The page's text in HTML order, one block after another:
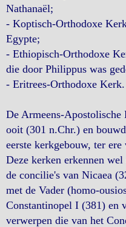
Nathanaël;
- Koptisch-Orthodoxe
Egypte;
- Ethiopisch-Orthodoxe
die door Philippus was
- Eritrees-Orthodoxe Kerk.
De Armeens-Apostolische
ooit (301 n.Chr.) en
eerste kerkgebouw, ter ere
Deze kerken erkennen
de concilie's van Nicaea
met de Vader (homo-
Constantinopel I (381) en
verwerpen die van het